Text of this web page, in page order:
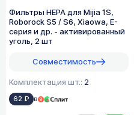
Фильтры HEPA для Mijia 1S,
Roborock S5 / S6, Xiaowa, E-
серия и др. - активированный
уголь, 2 шт
Совместимость
Комплектация шт.: 2
62 ₽ в